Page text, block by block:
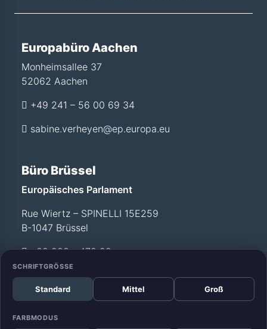
SCHRIFTGRÖSSE
Standard Mittel Groß
FARBMODUS
Europabüro Aachen
Monheimsallee 37
52062 Aachen
+49 241 – 56 00 69 34
sabine.verheyen@ep.europa.eu
Büro Brüssel
Europäisches Parlament
Rue Wiertz – SPINELLI 15E259
B-1047 Brüssel
+32 228 - 472 99
Büro Straßburg
Europäisches Parlament